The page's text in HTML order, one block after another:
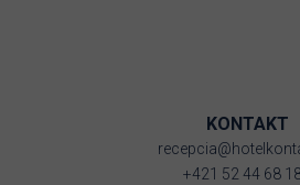
KONTAKT
+421 52 44 68